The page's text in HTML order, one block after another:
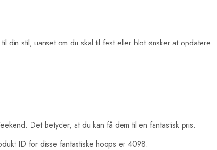
din stil, uanset om du skal til fest eller blot ønsker at opdatere
Det betyder, at du kan få dem til en fantastisk pris.
ID for disse fantastiske hoops er 4098.